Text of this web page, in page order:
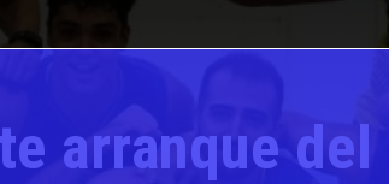
arranque